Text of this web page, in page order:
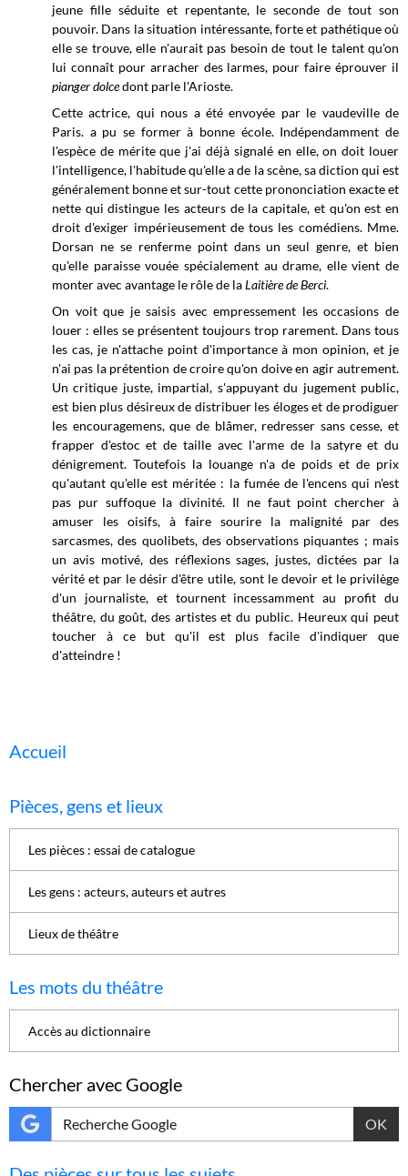
jeune fille séduite et repentante, le seconde de tout son
pouvoir. Dans la situation intéressante, forte et pathétique où
elle se trouve, elle n'aurait pas besoin de tout le talent qu'on
lui connaît pour arracher des larmes, pour faire éprouver il
pianger dolcedont parle l'Arioste.
Cette actrice, qui nous a été envoyée par le vaudeville de
Paris. a pu se former à bonne école. Indépendamment de
l'espèce de mérite que j'ai déjà signalé en elle, on doit louer
l'intelligence, l'habitude qu'elle a de la scène, sa diction qui est
généralement bonne et sur-tout cette prononciation exacte et
nette qui distingue les acteurs de la capitale, et qu'on est en
droit d'exiger impérieusement de tous les comédiens. Mme.
Dorsan ne se renferme point dans un seul genre, et bien
qu'elle paraisse vouée spécialement au drame, elle vient de
monter avec avantage le rôle de laLaitière de Berci.
On voit que je saisis avec empressement les occasions de
louer : elles se présentent toujours trop rarement. Dans tous
les cas, je n'attache point d'importance à mon opinion, et je
n'ai pas la prétention de croire qu'on doive en agir autrement.
Un critique juste, impartial, s'appuyant du jugement public,
est bien plus désireux de distribuer les éloges et de prodiguer
les encouragemens, que de blâmer, redresser sans cesse, et
frapper d'estoc et de taille avec l'arme de la satyre et du
dénigrement. Toutefois la louange n'a de poids et de prix
qu'autant qu'elle est méritée : la fumée de l'encens qui n'est
pas pur suffoque la divinité. Il ne faut point chercher à
amuser les oisifs, à faire sourire la malignité par des
sarcasmes, des quolibets, des observations piquantes ; mais
un avis motivé, des réflexions sages, justes, dictées par la
vérité et par le désir d'être utile, sont le devoir et le privilège
d'un journaliste, et tournent incessamment au profit du
théâtre, du goût, des artistes et du public. Heureux qui peut
toucher à ce but qu'il est plus facile d'indiquer que
d'atteindre !
Accueil
Pièces, gens et lieux
Les pièces : essai de catalogue
Les gens : acteurs, auteurs et autres
Lieux de théâtre
Les mots du théâtre
Accès au dictionnaire
Chercher avec Google
OK